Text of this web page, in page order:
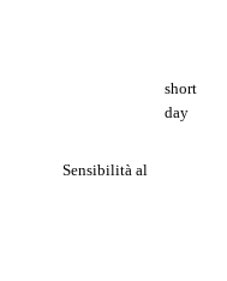
Sensibilità al
short
day